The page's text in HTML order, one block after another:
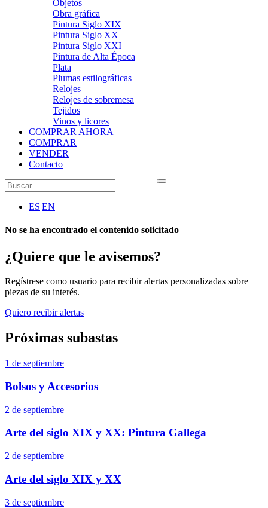
Objetos
Obra gráfica
Pintura Siglo XIX
Pintura Siglo XX
Pintura Siglo XXI
Pintura de Alta Época
Plata
Plumas estilográficas
Relojes
Relojes de sobremesa
Tejidos
Vinos y licores
COMPRAR AHORA
COMPRAR
VENDER
Contacto
ES|EN
No se ha encontrado el contenido solicitado
¿Quiere que le avisemos?
Regístrese como usuario para recibir alertas personalizadas sobre
piezas de su interés.
Quiero recibir alertas
Próximas subastas
1 de septiembre
Bolsos y Accesorios
2 de septiembre
Arte del siglo XIX y XX: Pintura Gallega
2 de septiembre
Arte del siglo XIX y XX
3 de septiembre